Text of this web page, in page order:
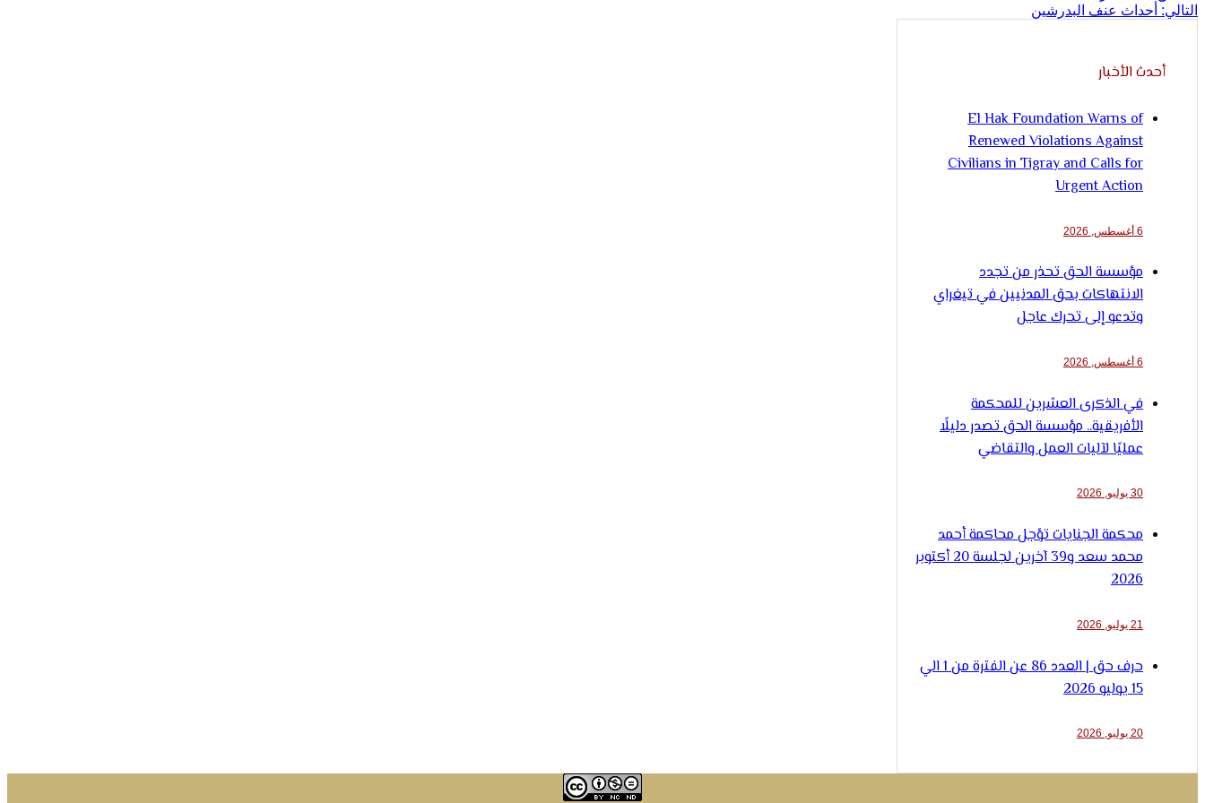
التالي: أحداث عنف البدرشين
أحدث الأخبار
El Hak Foundation Warns of
Renewed Violations Against
Civilians in Tigray and Calls for
Urgent Action
6 أغسطس, 2026
مؤسسة الحق تحذر من تجدد
الانتهاكات بحق المدنيين في تيغراي
وتدعو إلى تحرك عاجل
6 أغسطس, 2026
في الذكرى العشرين للمحكمة
الأفريقية.. مؤسسة الحق تصدر دليلًا
عمليًا لآليات العمل والتقاضي
30 يوليو, 2026
محكمة الجنايات تؤجل محاكمة أحمد
محمد سعد و39 آخرين لجلسة 20 أكتوبر
2026
21 يوليو, 2026
حرف حق | العدد 86 عن الفترة من 1 الي
15 يوليو 2026
20 يوليو, 2026